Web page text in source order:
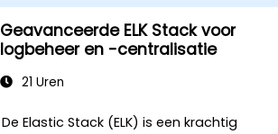
Geavanceerde ELK Stack voor
logbeheer en -centralisatie
21 Uren
De Elastic Stack (ELK) is een krachtig